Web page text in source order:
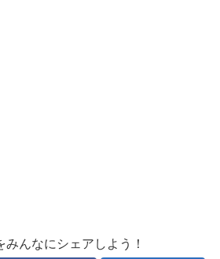
みんなにシェアしよう！